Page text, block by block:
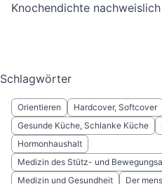
Knochendichte
Schlagwörter
Orientieren Hardcover, Softcover
Gesunde Küche, Schlanke Küche
Hormonhaushalt
Medizin des Stütz- und
Medizin und Gesundheit
Der